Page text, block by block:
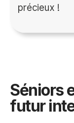
précieux !
Séniors
futur